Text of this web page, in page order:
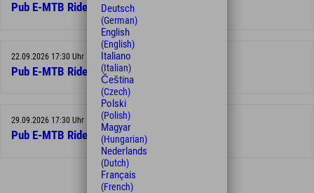
Pub E-MTB Ride
22.09.2026 17:30 Uhr
Pub E-MTB Ride
29.09.2026 17:30 Uhr
Pub E-MTB Ride
Deutsch
(German)
English
(English)
Italiano
(Italian)
Čeština
(Czech)
Polski
(Polish)
Magyar
(Hungarian)
Nederlands
(Dutch)
Français
(French)